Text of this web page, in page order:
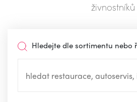
živnostníků
Hledejte dle sortimentu nebo